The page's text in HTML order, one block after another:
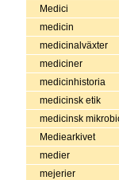
Medici
medicin
medicinalväxter
mediciner
medicinhistoria
medicinsk etik
medicinsk
Mediearkivet
medier
mejerier